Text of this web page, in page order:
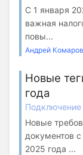
С 1 января
важная
повы...
Андрей
Новые
года
Новые
документов
2025 года ...